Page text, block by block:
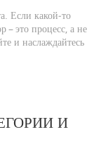
Если какой‑то
– это процесс, а не
и наслаждайтесь
И